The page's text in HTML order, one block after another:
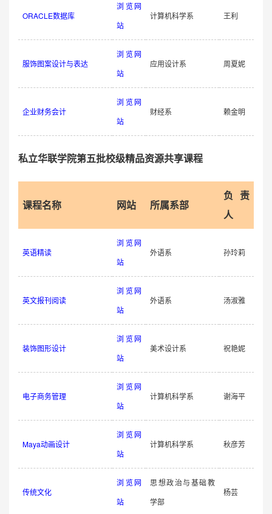
ORACLE数据库
浏览网
站
计算机科学系 王利
服饰图案设计与表达
浏览网
站
应用设计系 周夏妮
企业财务会计
浏览网
站
财经系 赖金明
私立华联学院第五批校级精品资源共享课程
课程名称 网站 所属系部
负责
人
英语精读
浏览网
站
外语系 孙玲莉
英文报刊阅读
浏览网
站
外语系 汤淑雅
装饰图形设计
浏览网
站
美术设计系 祝艳妮
电子商务管理
浏览网
站
计算机科学系 谢海平
Maya动画设计
浏览网
站
计算机科学系 秋彦芳
传统文化
浏览网
站
思想政治与基础教
学部
杨芸